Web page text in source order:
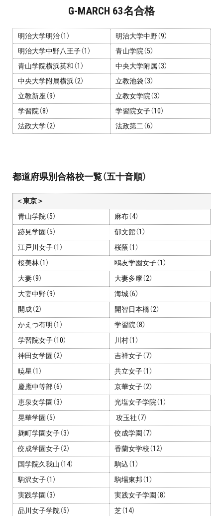
公式LINE＠
0120-11-3967
受付:9:30～21:30(定休:日曜・祝日)
お問い合わせ・資料請求
無料体験授業とは
G-MARCH 63名合格
明治大学明治（1）
明治大学中野（9）
明治大学中野八王子（1）
青山学院（5）
青山学院横浜英和（1）
中央大学附属（3）
中央大学附属横浜（2）
立教池袋（3）
立教新座（9）
立教女学院（3）
学習院（8）
学習院女子（10）
法政大学（2）
法政第二（6）
都道府県別合格校一覧（五十音順）
＜東京＞
青山学院（5）
麻布（4）
跡見学園（5）
郁文館（1）
江戸川女子（1）
桜蔭（1）
桜美林（1）
鴎友学園女子（1）
大妻（9）
大妻多摩（2）
大妻中野（9）
海城（6）
開成（2）
開智日本橋（2）
かえつ有明（1）
学習院（8）
学習院女子（10）
川村（1）
神田女学園（2）
吉祥女子（7）
暁星（1）
共立女子（1）
慶應中等部（6）
京華女子（2）
恵泉女学園（3）
光塩女子学院（1）
晃華学園（5）
攻玉社（7）
麹町学園女子（3）
佼成学園（7）
佼成学園女子（2）
香蘭女学校（12）
国学院久我山（14）
駒込（1）
駒沢女子（1）
駒場東邦（1）
実践学園（3）
実践女子学園（8）
品川女子学院（5）
芝（14）